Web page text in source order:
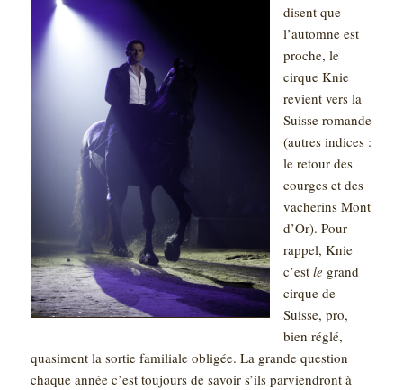
disent que
l’automne est
proche, le
cirque Knie
revient vers la
Suisse romande
(autres indices :
le retour des
courges et des
vacherins Mont
d’Or). Pour
rappel, Knie
c’estle grand
cirque de
Suisse, pro,
bien réglé,
quasiment la sortie familiale obligée. La grande question
chaque année c’est toujours de savoir s’ils parviendront à